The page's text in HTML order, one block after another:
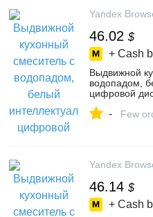
Yandex
46.02 $
+ Cash
Выдвижной
водопадом,
цифровой
раковины,
- Few
Yandex
46.14 $
+ Cash